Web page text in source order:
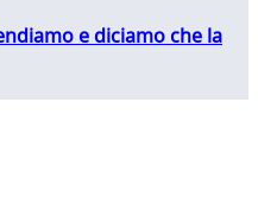
e diciamo che la